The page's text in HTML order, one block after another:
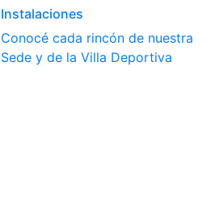
Instalaciones
Conocé cada rincón de nuestra
Sede y de la Villa Deportiva